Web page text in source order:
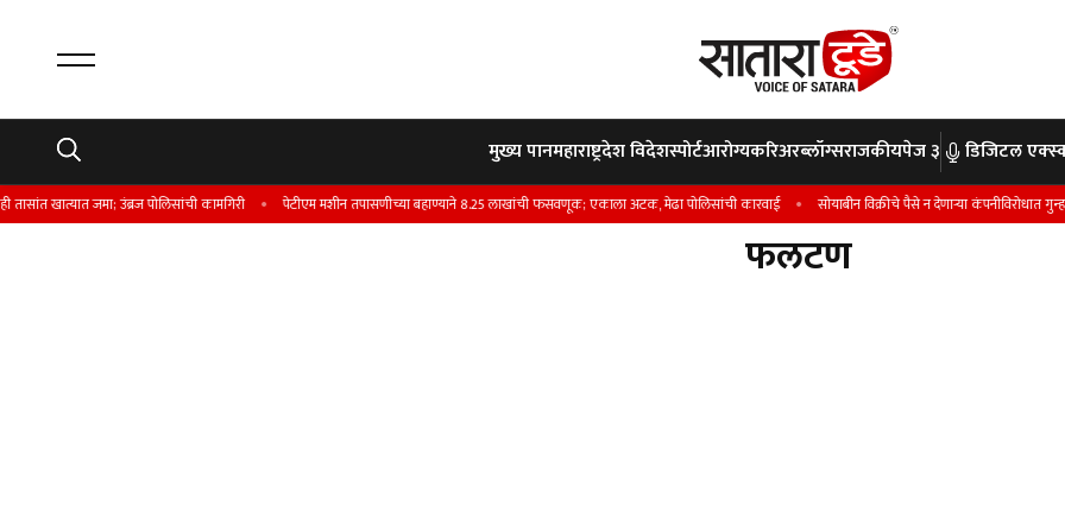
मुख्य पानमहाराष्ट्रदेश विदेशस्पोर्टआरोग्यकरिअरब्लॉग्सराजकीयपेज ३ डिजिटल
जमा; उंब्रज पोलिसांची कामगिरी पेटीएम मशीन तपासणीच्या बहाण्याने 8.25 लाखांची फसवणूक; एकाला अटक, मेढा पोलिसांची कारवाई सोयाबीन विक्रीचे पैसे न देणार्‍या कंपनीविरोधात गुन्हा ;
फलटण